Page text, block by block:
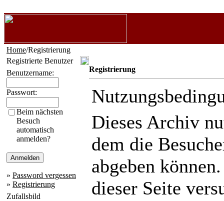
Home/Registrierung
Registrierte Benutzer
Benutzername:
Passwort:
Beim nächsten
Besuch
automatisch
anmelden?
» Password vergessen
» Registrierung
Zufallsbild
Registrierung
Dieses Archiv
dem die
abgeben
dieser Seite